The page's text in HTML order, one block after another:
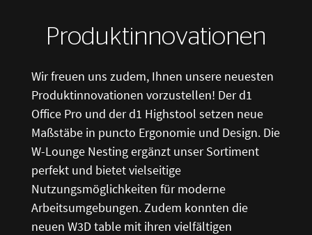
Produktinnovationen
Wir freuen uns zudem, Ihnen unsere neuesten
Produktinnovationen vorzustellen! Der d1
Office Pro und der d1 Highstool setzen neue
Maßstäbe in puncto Ergonomie und Design. Die
W-Lounge Nesting ergänzt unser Sortiment
perfekt und bietet vielseitige
Nutzungsmöglichkeiten für moderne
Arbeitsumgebungen. Zudem konnten die
neuen W3D table mit ihren vielfältigen